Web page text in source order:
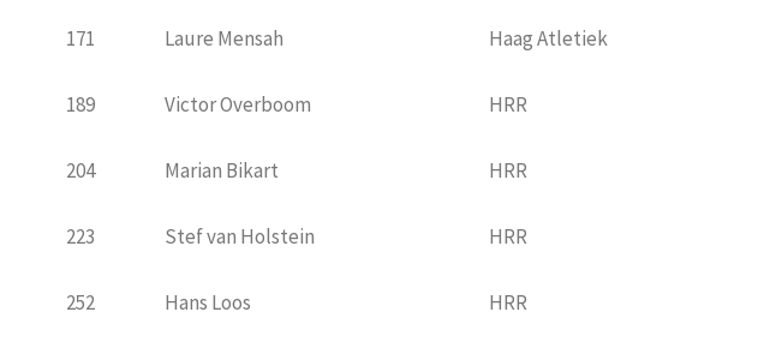
171 Laure Mensah Haag Atletiek
189 Victor Overboom HRR
204 Marian Bikart HRR
223 Stef van Holstein HRR
252 Hans Loos HRR